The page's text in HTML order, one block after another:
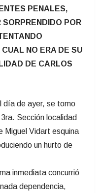
PENALES,
SORPRENDIDO POR
NO ERA DE SU
DE CARLOS
día de ayer, se tomo
Sección localidad
Miguel Vidart esquina
un hurto de
inmediata concurrió
dependencia,